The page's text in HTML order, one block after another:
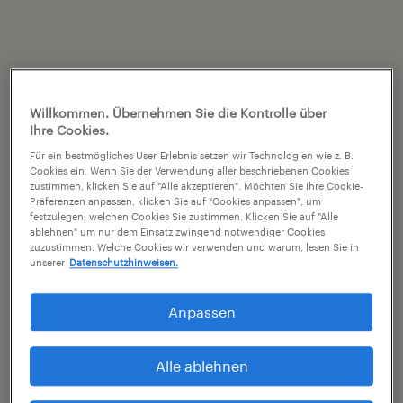
Willkommen. Übernehmen Sie die Kontrolle über
Ihre Cookies.
Für ein bestmögliches User-Erlebnis setzen wir Technologien wie z. B.
Cookies ein. Wenn Sie der Verwendung aller beschriebenen Cookies
zustimmen, klicken Sie auf "Alle akzeptieren". Möchten Sie Ihre Cookie-
Präferenzen anpassen, klicken Sie auf "Cookies anpassen", um
festzulegen, welchen Cookies Sie zustimmen. Klicken Sie auf "Alle
ablehnen" um nur dem Einsatz zwingend notwendiger Cookies
zuzustimmen. Welche Cookies wir verwenden und warum, lesen Sie in
unserer Datenschutzhinweisen.
Anpassen
Alle ablehnen